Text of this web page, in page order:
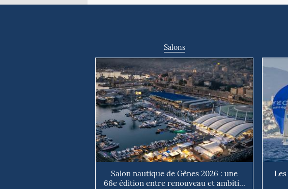
Salons
Salon nautique de Gênes 2026 : une
66e édition entre renouveau et ambiti...